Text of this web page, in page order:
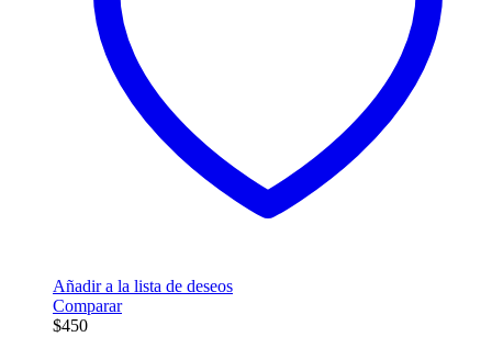
Añadir a la lista de deseos
Comparar
$450